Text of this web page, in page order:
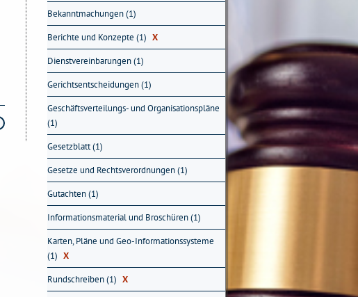
Bekanntmachungen (1)
Berichte und Konzepte (1) X
Dienstvereinbarungen (1)
Gerichtsentscheidungen (1)
Geschäftsverteilungs- und Organisationspläne
(1)
Gesetzblatt (1)
Gesetze und Rechtsverordnungen (1)
Gutachten (1)
Informationsmaterial und Broschüren (1)
Karten, Pläne und Geo-Informationssysteme
(1) X
Rundschreiben (1) X